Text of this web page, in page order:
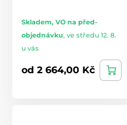
Skladem, VO na před-
objednávku, ve středu 12. 8.
u vás
od 2 664,00 Kč